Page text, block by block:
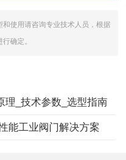
使用请咨询专业技术人员，根据
确定。
理_技术参数_选型指南
能工业阀门解决方案